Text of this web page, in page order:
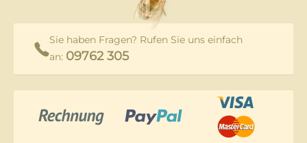
Sie haben Fragen? Rufen Sie uns einfach
an: 09762 305